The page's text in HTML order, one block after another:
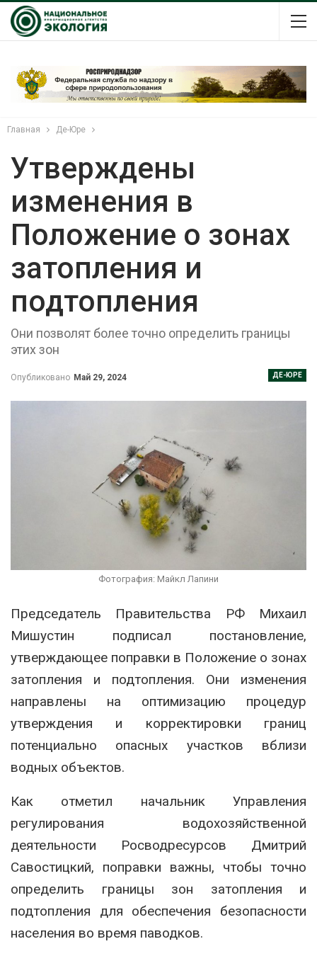
Главная Де-Юре
Утверждены
изменения в
Положение о зонах
затопления и
подтопления
Они позволят более точно определить границы
этих зон
ДЕ-ЮРЕ
Опубликовано Май 29, 2024
Фотография: Майкл Лапини
Председатель Правительства РФ Михаил
Мишустин подписал постановление,
утверждающее поправки в Положение о зонах
затопления и подтопления. Они изменения
направлены на оптимизацию процедур
утверждения и корректировки границ
потенциально опасных участков вблизи
водных объектов.
Как отметил начальник Управления
регулирования водохозяйственной
деятельности Росводресурсов Дмитрий
Савостицкий, поправки важны, чтобы точно
определить границы зон затопления и
подтопления для обеспечения безопасности
населения во время паводков.